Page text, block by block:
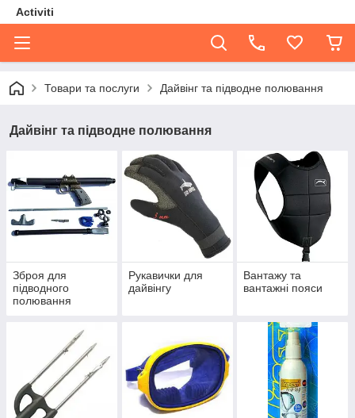
Activiti
Товари та послуги Дайвінг та підводне полювання
Дайвінг та підводне полювання
Зброя для
підводного
полювання
Рукавички для
дайвінгу
Вантажу та
вантажні пояси